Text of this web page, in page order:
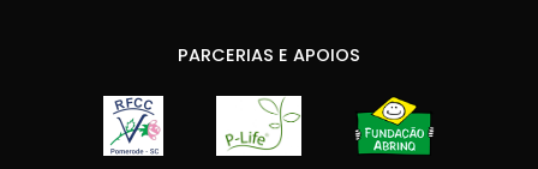
PARCERIAS E APOIOS